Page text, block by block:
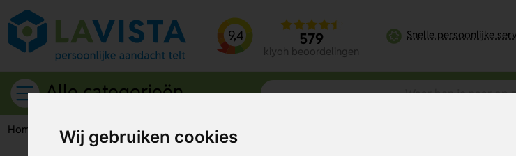
Wij gebruiken cookies
9,4 579
kiyoh beoordelingen
Snelle persoonlijke
Alle categorieën
Home Woonaccessoires Luchtbevochtigers